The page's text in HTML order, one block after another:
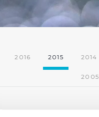
2016 2015 2014
2005